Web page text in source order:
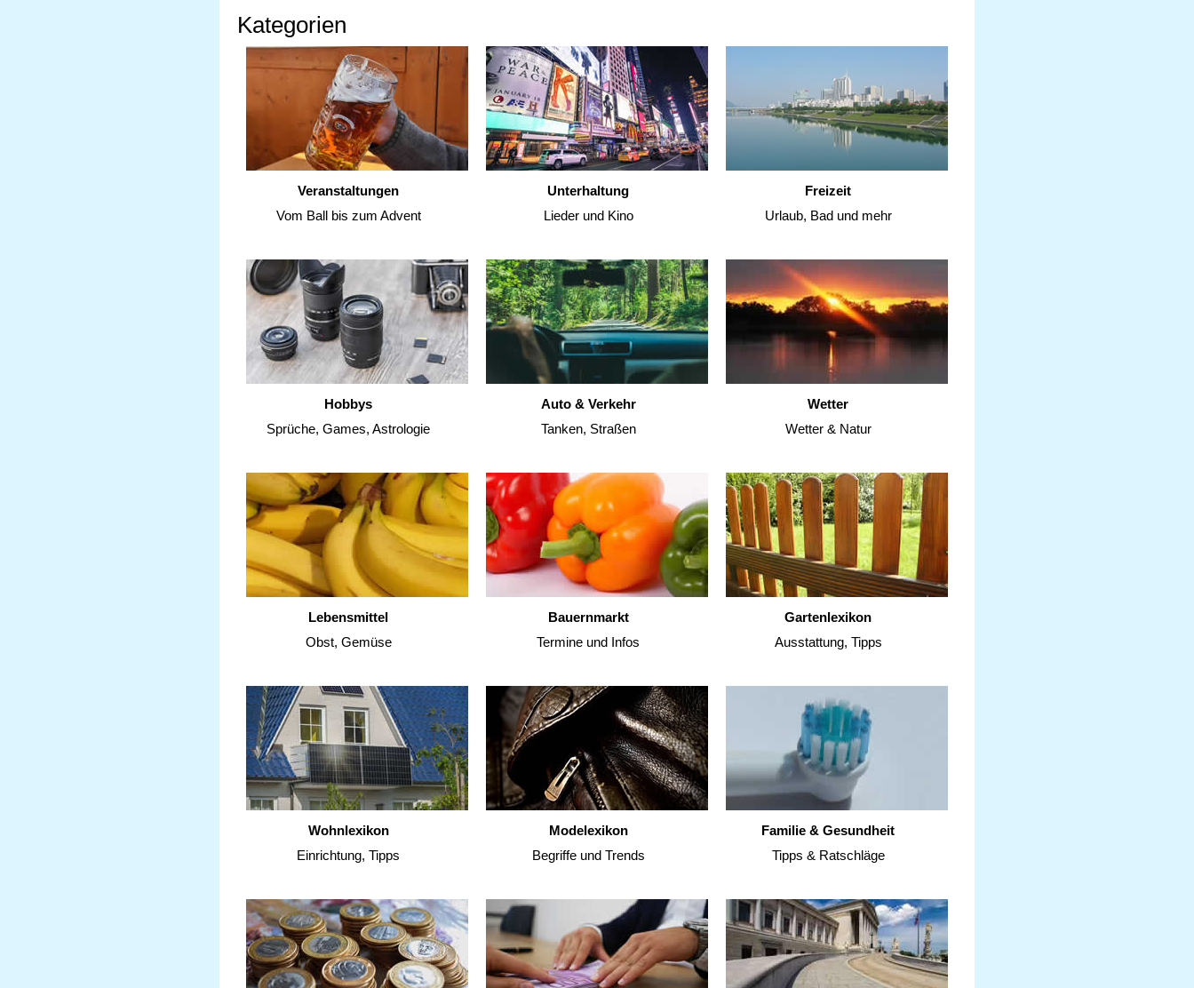
Kategorien
Veranstaltungen
Vom Ball bis zum Advent
Unterhaltung
Lieder und Kino
Freizeit
Urlaub, Bad und mehr
Hobbys
Sprüche, Games, Astrologie
Auto & Verkehr
Tanken, Straßen
Wetter
Wetter & Natur
Lebensmittel
Obst, Gemüse
Bauernmarkt
Termine und Infos
Gartenlexikon
Ausstattung, Tipps
Wohnlexikon
Einrichtung, Tipps
Modelexikon
Begriffe und Trends
Familie & Gesundheit
Tipps & Ratschläge